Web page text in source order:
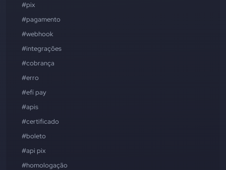
#pix
#pagamento
#webhook
#integrações
#cobrança
#erro
#efí pay
#apis
#certificado
#boleto
#api pix
#homologação